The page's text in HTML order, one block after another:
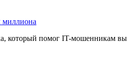
миллиона
который помог IT-мошенникам